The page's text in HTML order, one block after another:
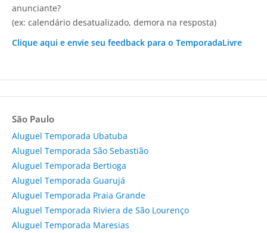
anunciante?
(ex: calendário desatualizado, demora na resposta)
Clique aqui e envie seu feedback para o TemporadaLivre
São Paulo
Aluguel Temporada Ubatuba
Aluguel Temporada São Sebastião
Aluguel Temporada Bertioga
Aluguel Temporada Guarujá
Aluguel Temporada Praia Grande
Aluguel Temporada Riviera de São Lourenço
Aluguel Temporada Maresias